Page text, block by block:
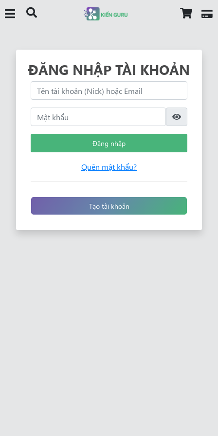
ĐĂNG NHẬP TÀI KHOẢN
Đăng nhập
Quên mật khẩu?
Tạo tài khoản